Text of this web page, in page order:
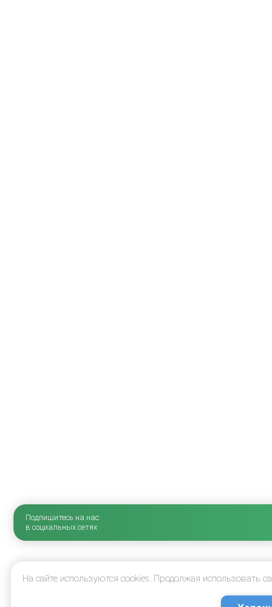
Подпишитесь на нас
в социальных сетях
На сайте используются cookies. Продолжая использовать